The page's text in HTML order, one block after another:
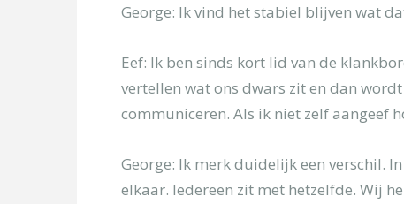
George: Ik vind het stabiel blijven wat
Eef: Ik ben sinds kort lid van de
vertellen wat ons dwars zit en dan
communiceren. Als ik niet zelf aangeef
George: Ik merk duidelijk een verschil.
elkaar. Iedereen zit met hetzelfde. Wij